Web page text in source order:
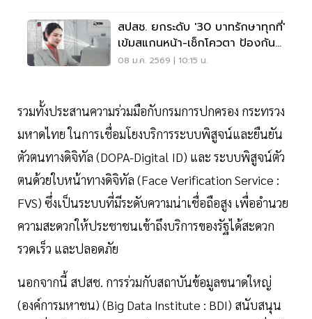
สปสช. ยกระดับ '30 บาทรักษาทุกที่'
เข้มสแกนหน้า-เช็กโควตา ป้องกัน
สวมสิทธิ
08 ม.ค. 2569 | 10:15 น.
รวมทั้งประสานความร่วมมือกับกรมการปกครอง กระทรวง
มหาดไทย ในการเชื่อมโยงบริการระบบพิสูจน์และยืนยัน
ตัวตนทางดิจิทัล (DOPA-Digital ID) และ ระบบพิสูจน์ตัว
ตนด้วยใบหน้าทางดิจิทัล (Face Verification Service :
FVS) ซึ่งเป็นระบบที่มีระดับความน่าเชื่อถือสูง เพื่ออำนวย
ความสะดวกให้ประชาชนเข้าถึงบริการของรัฐได้สะดวก
รวดเร็ว และปลอดภัย
นอกจากนี้ สปสช. การร่วมกับสถาบันข้อมูลขนาดใหญ่
(องค์การมหาชน) (Big Data Institute : BDI) สนับสนุน